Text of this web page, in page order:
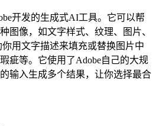
开发的生成式AI工具。它可以帮
图像，如文字样式、纹理、图片、
用文字描述来填充或替换图片中
疵等。它使用了Adobe自己的大规
输入生成多个结果，让你选择最合